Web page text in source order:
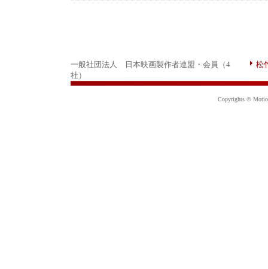
一般社団法人 日本映画製作者連盟・会員（4
社）
松
Copyrights ©